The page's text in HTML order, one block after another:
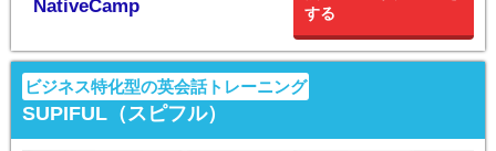
NativeCamp
する
ビジネス特化型の英会話トレーニング
SUPIFUL（スピフル）